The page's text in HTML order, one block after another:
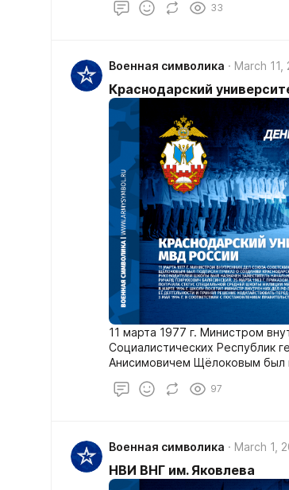
33
Военная символика March 11,
Краснодарский
11 марта 1977 г. Министром
Социалистических Республик
Анисимовичем Щёлоковым был
состава милиции. 31 марта
основу которого составили
службе: Валентин
Александр Филиппович
97
Военная символика March 1,
НВИ ВНГ им. Яковлева